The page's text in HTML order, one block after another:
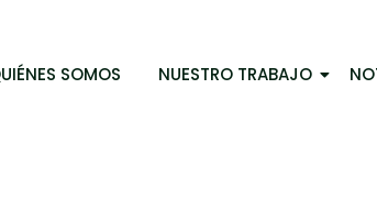
SOMOS NUESTRO TRABAJO